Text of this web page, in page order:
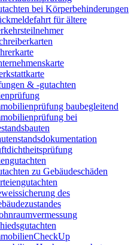
bei Körperbehinderungen
für ältere
& -gutachten
baubegleitend
bei
zu Gebäudeschäden
des